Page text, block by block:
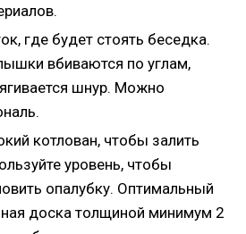
где будет стоять беседка.
вбиваются по углам,
шнур. Можно
котлован, чтобы залить
уровень, чтобы
опалубку. Оптимальный
доска толщиной минимум 2